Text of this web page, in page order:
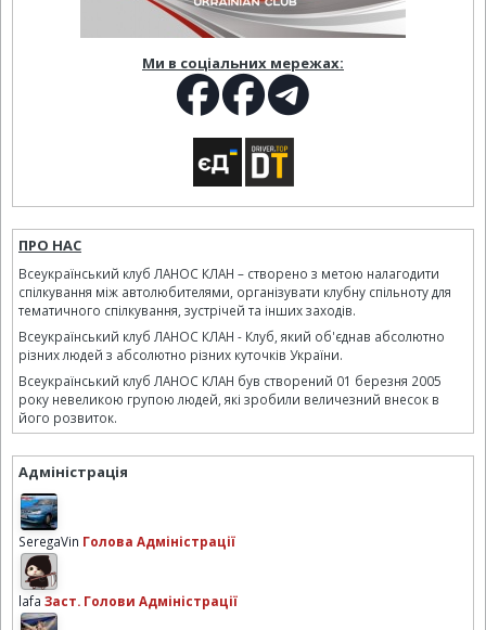
Ми в соціальних мережах:
ПРО НАС
Всеукраїнський клуб ЛАНОС КЛАН – створено з метою налагодити
спілкування між автолюбителями, організувати клубну спільноту для
тематичного спілкування, зустрічей та інших заходів.
Всеукраїнський клуб ЛАНОС КЛАН - Клуб, який об'єднав абсолютно
різних людей з абсолютно різних куточків України.
Всеукраїнський клуб ЛАНОС КЛАН був створений 01 березня 2005
року невеликою групою людей, які зробили величезний внесок в
його розвиток.
Адміністрація
SeregaVin Голова Адміністрації
lafa Заст. Голови Адміністрації